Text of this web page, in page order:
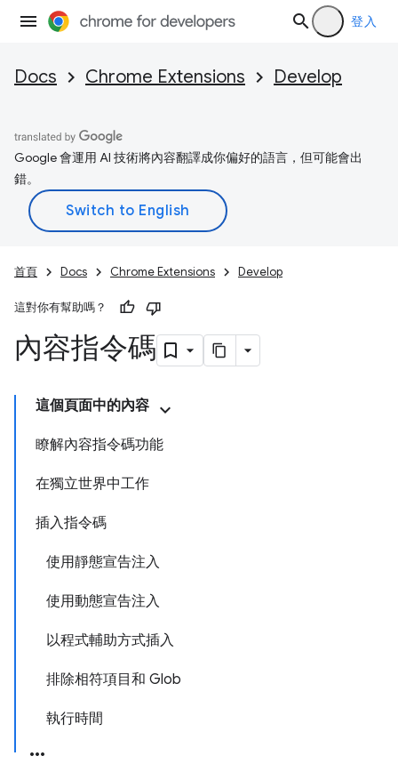
登入
Docs Chrome Extensions Develop
Google 會運用 AI 技術將內容翻譯成你偏好的語言，但可能會出
錯。
首頁 Docs Chrome Extensions Develop
這對你有幫助嗎？
內容指令碼
這個頁面中的內容
瞭解內容指令碼功能
在獨立世界中工作
插入指令碼
使用靜態宣告注入
使用動態宣告注入
以程式輔助方式插入
排除相符項目和 Glob
執行時間